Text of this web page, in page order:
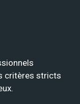
critères stricts
.